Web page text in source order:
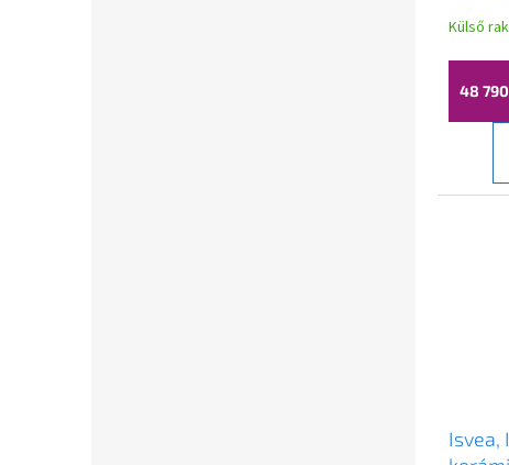
Külső
48
Isvea,